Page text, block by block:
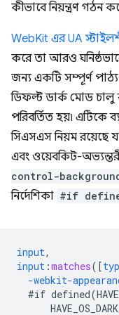
কীভাবে নিয়ন্ত্রণ গঠন
WebKit এর UA
করে তা আরও
জন্য একটি সম্পূর্ণ পাঠ্য
ডিফল্ট ডার্ক মোড চালু
পরিবর্তিত হয়৷ এটিকে
সিএসএস নিয়ম রয়েছে
এবং ওয়েবকিট-
control-
নির্দেশিকা #if
input,
input :matches([
-webkit-
#if